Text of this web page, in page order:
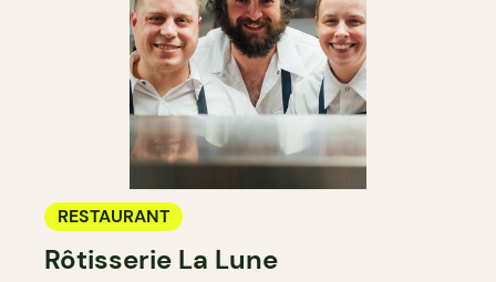
RESTAURANT
Rôtisserie La Lune